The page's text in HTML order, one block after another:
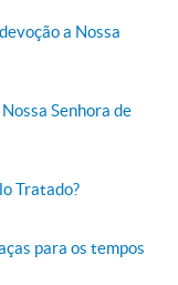
a Nossa
Senhora de
Tratado?
para os tempos